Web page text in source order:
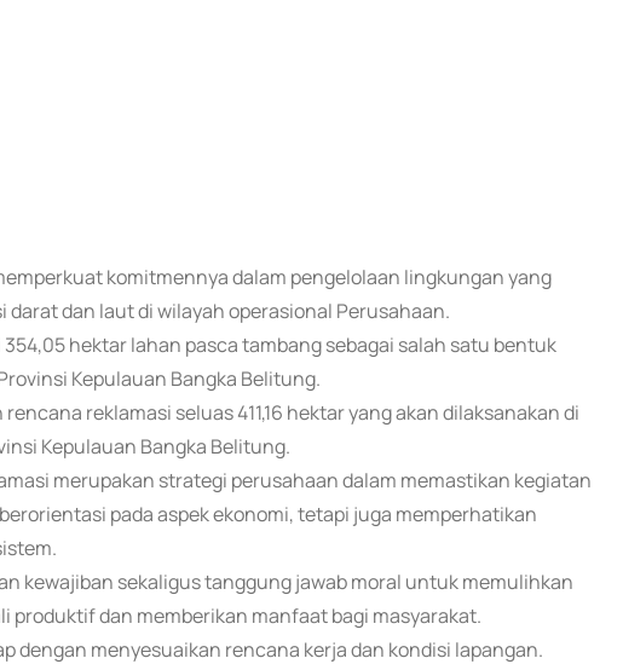
komitmennya dalam pengelolaan lingkungan yang
dan laut di wilayah operasional Perusahaan.
hektar lahan pasca tambang sebagai salah satu bentuk
Kepulauan Bangka Belitung.
reklamasi seluas 411,16 hektar yang akan dilaksanakan di
Kepulauan Bangka Belitung.
merupakan strategi perusahaan dalam memastikan kegiatan
pada aspek ekonomi, tetapi juga memperhatikan
kewajiban sekaligus tanggung jawab moral untuk memulihkan
produktif dan memberikan manfaat bagi masyarakat.
dengan menyesuaikan rencana kerja dan kondisi lapangan.